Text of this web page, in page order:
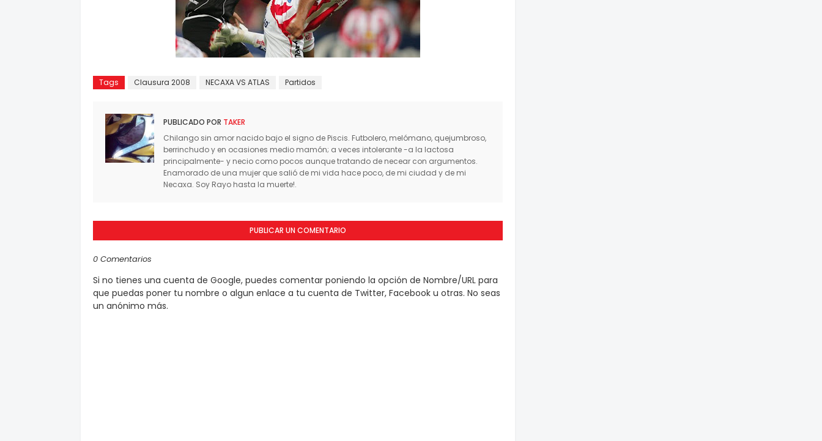
Tags Clausura 2008 NECAXA VS ATLAS Partidos
PUBLICADO POR TAKER
Chilango sin amor nacido bajo el signo de Piscis. Futbolero, melómano, quejumbroso,
berrinchudo y en ocasiones medio mamón; a veces intolerante -a la lactosa
principalmente- y necio como pocos aunque tratando de necear con argumentos.
Enamorado de una mujer que salió de mi vida hace poco, de mi ciudad y de mi
Necaxa. Soy Rayo hasta la muerte!.
PUBLICAR UN COMENTARIO
0 Comentarios
Si no tienes una cuenta de Google, puedes comentar poniendo la opción de Nombre/URL para
que puedas poner tu nombre o algun enlace a tu cuenta de Twitter, Facebook u otras. No seas
un anónimo más.